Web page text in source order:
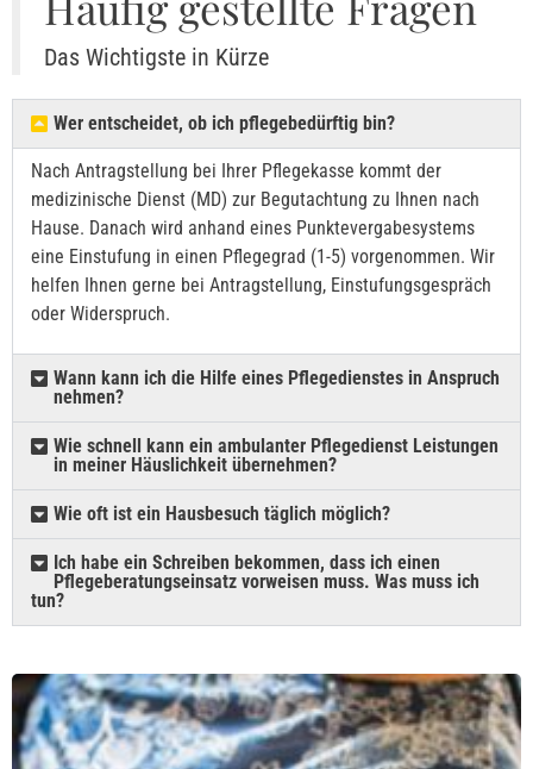
Das Wichtigste in Kürze
Wer entscheidet, ob ich pflegebedürftig bin?
Nach Antragstellung bei Ihrer Pflegekasse kommt der
medizinische Dienst (MD) zur Begutachtung zu Ihnen nach
Hause. Danach wird anhand eines Punktevergabesystems
eine Einstufung in einen Pflegegrad (1-5) vorgenommen. Wir
helfen Ihnen gerne bei Antragstellung, Einstufungsgespräch
oder Widerspruch.
Wann kann ich die Hilfe eines Pflegedienstes in Anspruch
nehmen?
Wie schnell kann ein ambulanter Pflegedienst Leistungen
in meiner Häuslichkeit übernehmen?
Wie oft ist ein Hausbesuch täglich möglich?
Ich habe ein Schreiben bekommen, dass ich einen
Pflegeberatungseinsatz vorweisen muss. Was muss ich
tun?
Um den Chat zu nutzen, stimme bitte der Verarbeitung deiner Nachrichten
durch einen KI-Dienst zu.
Ich stimme zu
Deine Daten werden nicht an Dritte weitergegeben.